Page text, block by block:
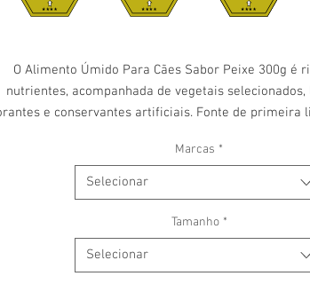
O Alimento Úmido Para Cães Sabor Peixe 300g é
nutrientes, acompanhada de vegetais
e conservantes artificiais. Fonte de primeira
nutrição para o seu cão. Pode ser servida pura,
ou misturada à sua ração seca predileta, para
e garantir o complemento nutricional do
Marcas *
Selecionar
Tamanho *
Selecionar